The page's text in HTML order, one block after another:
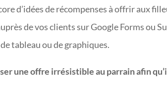
d’idées de récompenses à offrir aux
de vos clients sur Google Forms ou
tableau ou de graphiques.
une offre irrésistible au parrain afin